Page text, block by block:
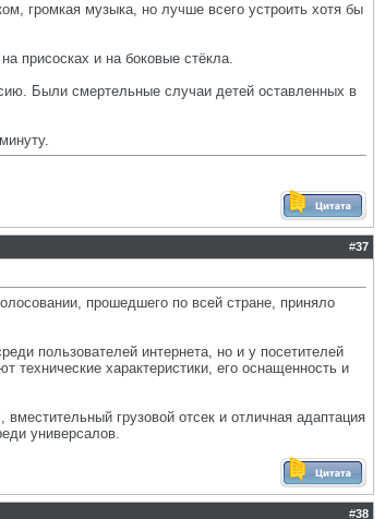
громкая музыка, но лучше всего устроить хотя бы
присосках и на боковые стёкла.
Были смертельные случаи детей оставленных в
#37
прошедшего по всей стране, приняло
пользователей интернета, но и у посетителей
характеристики, его оснащенность и
грузовой отсек и отличная адаптация
универсалов.
#38